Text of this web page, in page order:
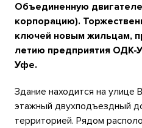
Объединенную
корпорацию).
ключей новым жильцам,
летию предприятия
Уфе.
Здание находится на улице
этажный двухподъездный
территорией. Рядом